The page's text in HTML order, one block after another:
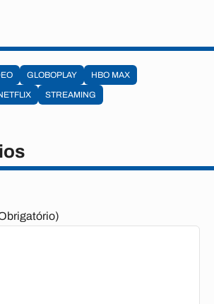
GLOBOPLAY
HBO MAX
STREAMING